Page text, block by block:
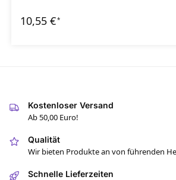
10,55 €*
Kostenloser Versand
Ab 50,00 Euro!
Qualität
Wir bieten Produkte an von führenden
Schnelle Lieferzeiten